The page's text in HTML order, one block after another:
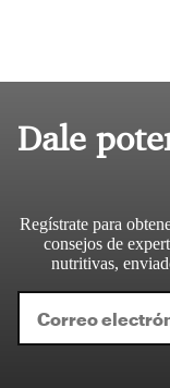
Dale
Regístrate para
consejos de
nutritivas,